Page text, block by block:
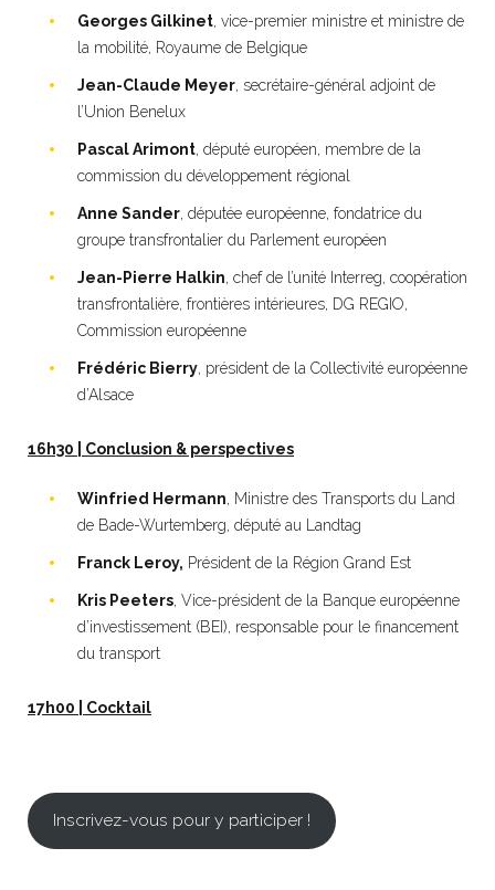
Georges Gilkinet, vice-premier ministre et ministre de
la mobilité, Royaume de Belgique
Jean-Claude Meyer, secrétaire-général adjoint de
l’Union Benelux
Pascal Arimont, député européen, membre de la
commission du développement régional
Anne Sander, députée européenne, fondatrice du
groupe transfrontalier du Parlement européen
Jean-Pierre Halkin, chef de l’unité Interreg, coopération
transfrontalière, frontières intérieures, DG REGIO,
Commission européenne
Frédéric Bierry, président de la Collectivité européenne
d’Alsace
16h30 | Conclusion & perspectives
Winfried Hermann, Ministre des Transports du Land
de Bade-Wurtemberg, député au Landtag
Franck Leroy, Président de la Région Grand Est
Kris Peeters, Vice-président de la Banque européenne
d’investissement (BEI), responsable pour le financement
du transport
17h00 | Cocktail
Inscrivez-vous pour y participer !